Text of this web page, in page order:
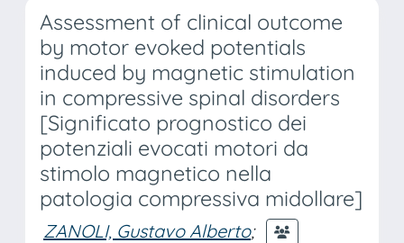
Assessment of clinical outcome
by motor evoked potentials
induced by magnetic stimulation
in compressive spinal disorders
[Significato prognostico dei
potenziali evocati motori da
stimolo magnetico nella
patologia compressiva midollare]
ZANOLI, Gustavo Alberto;